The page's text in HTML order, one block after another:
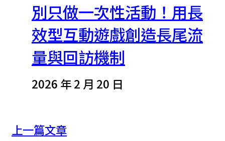
別只做一次性活動！用長
效型互動遊戲創造長尾流
量與回訪機制
2026 年 2 月 20 日
上一篇文章